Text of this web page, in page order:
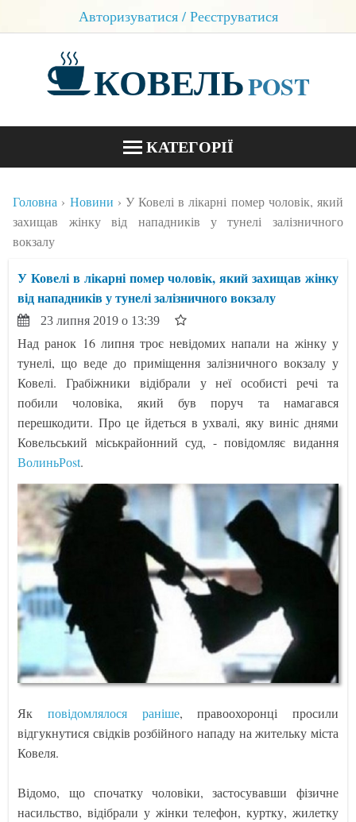
Авторизуватися / Реєструватися
КОВЕЛЬPOST
КАТЕГОРІЇ
БЛОГИ
Головна Новини
У Ковелі в лікарні помер чоловік, який
захищав жінку від нападників у тунелі залізничного
вокзалу
У Ковелі в лікарні помер чоловік, який захищав жінку
від нападників у тунелі залізничного вокзалу
23 липня 2019 о 13:39
Над ранок 16 липня троє невідомих напали на жінку у
тунелі, що веде до приміщення залізничного вокзалу у
Ковелі. Грабіжники відібрали у неї особисті речі та
побили чоловіка, який був поруч та намагався
перешкодити. Про це йдеться в ухвалі, яку виніс днями
Ковельський міськрайонний суд, - повідомляє видання
ВолиньРоst.
Як повідомлялося раніше, правоохоронці просили
відгукнутися свідків розбійного нападу на жительку міста
Ковеля.
Відомо, що спочатку чоловіки, застосувавши фізичне
насильство, відібрали у жінки телефон, куртку, жилетку